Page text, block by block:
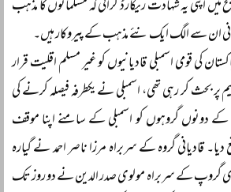
اپنی یہ شہادت ریکارڈ کرائی کہ مسلمانوں کا مذہب
ان سے الگ ایک نئے مذہب کے پیروکار ہیں۔
کی قومی اسمبلی قادیانیوں کو غیر مسلم اقلیت قرار
پر بحث کر رہی تھی، اسمبلی نے یکطرفہ فیصلہ کرنے کی
کے دونوں گروہوں کو اسمبلی کے سامنے اپنا موقف
قادیانی گروہ کے سربراہ مرزا ناصر احمد نے گیارہ
گروپ کے سربراہ مولوی صدر الدین نے دو روز تک